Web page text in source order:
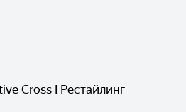
Cross I Рестайлинг